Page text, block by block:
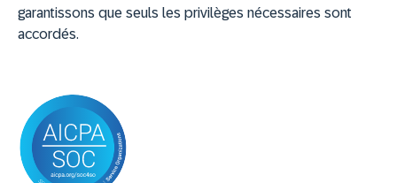
garantissons que seuls les privilèges nécessaires sont
accordés.